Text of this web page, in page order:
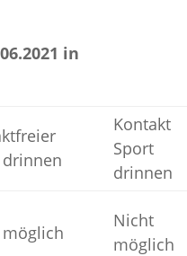
in
Kontakt
Sport
drinnen
Nicht
möglich